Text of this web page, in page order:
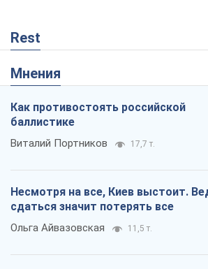
Rest
Мнения
Как противостоять российской
баллистике
Виталий Портников 17,7 т.
Несмотря на все, Киев выстоит.
сдаться значит потерять все
Ольга Айвазовская 11,5 т.